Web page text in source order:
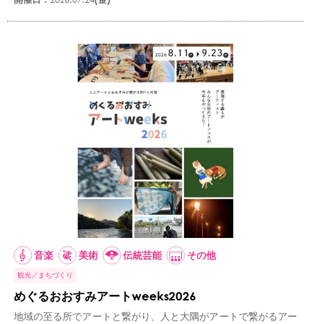
音楽 美術 伝統芸能 その他
観光 まちづくり
めぐるおおすみアートweeks2026
地域の至る所でアートと繋がり、人と大隅がアートで繋がるアー